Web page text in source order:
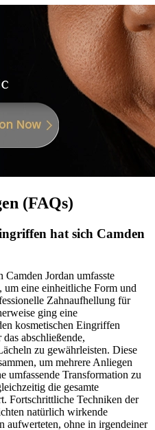
(FAQs)
hat sich Camden
Jordan umfasste
um eine einheitliche Form und
Zahnaufhellung für
ging eine
kosmetischen Eingriffen
abschließende,
zu gewährleisten. Diese
um mehrere Anliegen
umfassende Transformation zu
die gesamte
Fortschrittliche Techniken der
natürlich wirkende
aufwerteten, ohne in irgendeiner